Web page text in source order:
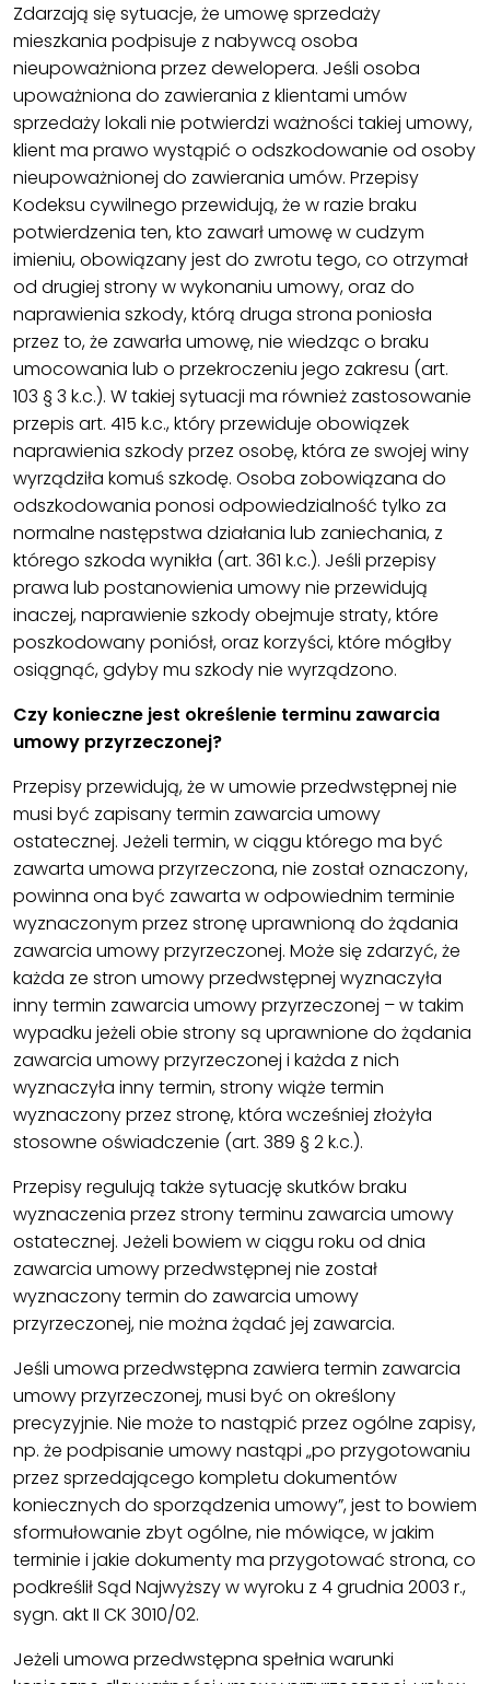
Zdarzają się sytuacje, że umowę sprzedaży
mieszkania podpisuje z nabywcą osoba
nieupoważniona przez dewelopera. Jeśli osoba
upoważniona do zawierania z klientami umów
sprzedaży lokali nie potwierdzi ważności takiej umowy,
klient ma prawo wystąpić o odszkodowanie od osoby
nieupoważnionej do zawierania umów. Przepisy
Kodeksu cywilnego przewidują, że w razie braku
potwierdzenia ten, kto zawarł umowę w cudzym
imieniu, obowiązany jest do zwrotu tego, co otrzymał
od drugiej strony w wykonaniu umowy, oraz do
naprawienia szkody, którą druga strona poniosła
przez to, że zawarła umowę, nie wiedząc o braku
umocowania lub o przekroczeniu jego zakresu (art.
103 § 3 k.c.). W takiej sytuacji ma również zastosowanie
przepis art. 415 k.c., który przewiduje obowiązek
naprawienia szkody przez osobę, która ze swojej winy
wyrządziła komuś szkodę. Osoba zobowiązana do
odszkodowania ponosi odpowiedzialność tylko za
normalne następstwa działania lub zaniechania, z
którego szkoda wynikła (art. 361 k.c.). Jeśli przepisy
prawa lub postanowienia umowy nie przewidują
inaczej, naprawienie szkody obejmuje straty, które
poszkodowany poniósł, oraz korzyści, które mógłby
osiągnąć, gdyby mu szkody nie wyrządzono.
Czy konieczne jest określenie terminu zawarcia
umowy przyrzeczonej?
Przepisy przewidują, że w umowie przedwstępnej nie
musi być zapisany termin zawarcia umowy
ostatecznej. Jeżeli termin, w ciągu którego ma być
zawarta umowa przyrzeczona, nie został oznaczony,
powinna ona być zawarta w odpowiednim terminie
wyznaczonym przez stronę uprawnioną do żądania
zawarcia umowy przyrzeczonej. Może się zdarzyć, że
każda ze stron umowy przedwstępnej wyznaczyła
inny termin zawarcia umowy przyrzeczonej – w takim
wypadku jeżeli obie strony są uprawnione do żądania
zawarcia umowy przyrzeczonej i każda z nich
wyznaczyła inny termin, strony wiąże termin
wyznaczony przez stronę, która wcześniej złożyła
stosowne oświadczenie (art. 389 § 2 k.c.).
Przepisy regulują także sytuację skutków braku
wyznaczenia przez strony terminu zawarcia umowy
ostatecznej. Jeżeli bowiem w ciągu roku od dnia
zawarcia umowy przedwstępnej nie został
wyznaczony termin do zawarcia umowy
przyrzeczonej, nie można żądać jej zawarcia.
Jeśli umowa przedwstępna zawiera termin zawarcia
umowy przyrzeczonej, musi być on określony
precyzyjnie. Nie może to nastąpić przez ogólne zapisy,
np. że podpisanie umowy nastąpi „po przygotowaniu
przez sprzedającego kompletu dokumentów
koniecznych do sporządzenia umowy”, jest to bowiem
sformułowanie zbyt ogólne, nie mówiące, w jakim
terminie i jakie dokumenty ma przygotować strona, co
podkreślił Sąd Najwyższy w wyroku z 4 grudnia 2003 r.,
sygn. akt II CK 3010/02.
Jeżeli umowa przedwstępna spełnia warunki